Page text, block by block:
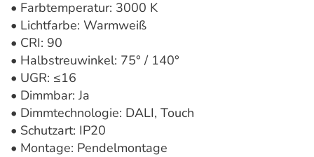
• Farbtemperatur: 3000 K
• Lichtfarbe: Warmweiß
• CRI: 90
• Halbstreuwinkel: 75° / 140°
• UGR: ≤16
• Dimmbar: Ja
• Dimmtechnologie: DALI, Touch
• Schutzart: IP20
• Montage: Pendelmontage